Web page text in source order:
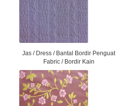
Jas / Dress / Bantal Bordir Penguat
Fabric / Bordir Kain